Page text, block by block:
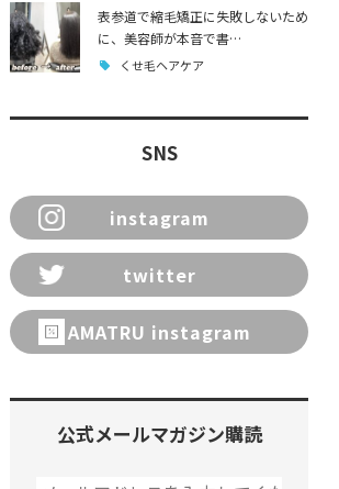
表参道で縮毛矯正に失敗しないため
に、美容師が本音で書…
くせ毛ヘアケア
SNS
instagram
twitter
AMATRU instagram
公式メールマガジン購読